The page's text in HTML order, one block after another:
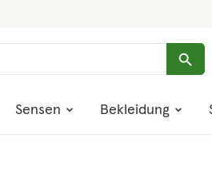
Sensen Bekleidung